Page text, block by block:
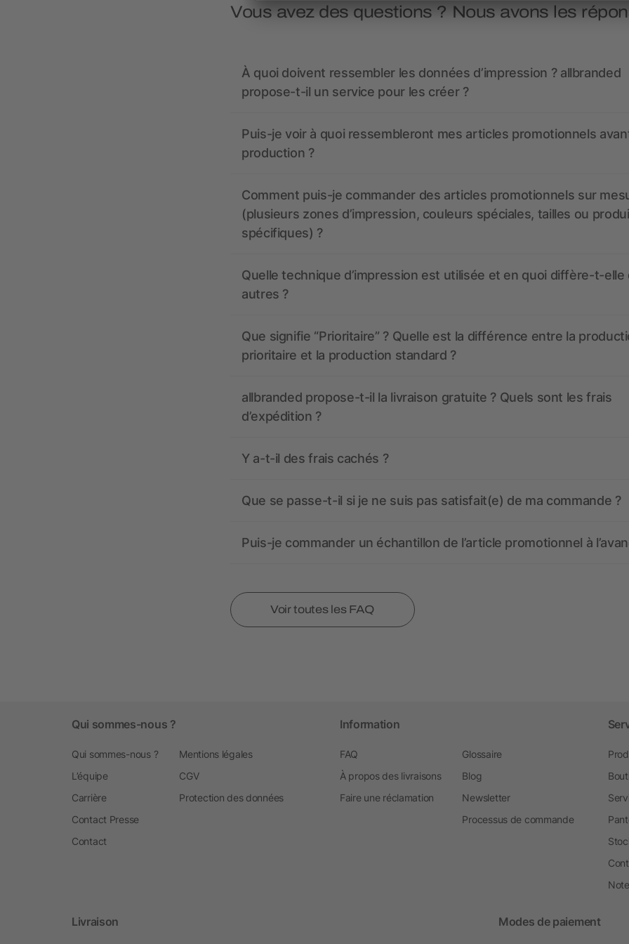
Vous avez des questions ? Nous avons les
À quoi doivent ressembler les données d’impression ? allbranded
propose-t-il un service pour les créer ?
Puis-je voir à quoi ressembleront mes articles promotionnels
production ?
Comment puis-je commander des articles promotionnels sur
(plusieurs zones d’impression, couleurs spéciales, tailles ou
spécifiques) ?
Quelle technique d’impression est utilisée et en quoi diffère-t-elle
autres ?
Que signifie “Prioritaire” ? Quelle est la différence entre la
prioritaire et la production standard ?
allbranded propose-t-il la livraison gratuite ? Quels sont les frais
d’expédition ?
Y a-t-il des frais cachés ?
Que se passe-t-il si je ne suis pas satisfait(e) de ma commande ?
Puis-je commander un échantillon de l’article promotionnel à
Voir toutes les FAQ
Qui sommes-nous ?
Qui sommes-nous ?
L’équipe
Carrière
Contact Presse
Contact
Mentions légales
CGV
Protection des données
Information
FAQ
À propos des livraisons
Faire une réclamation
Glossaire
Blog
Newsletter
Processus de commande
Livraison Modes de paiement